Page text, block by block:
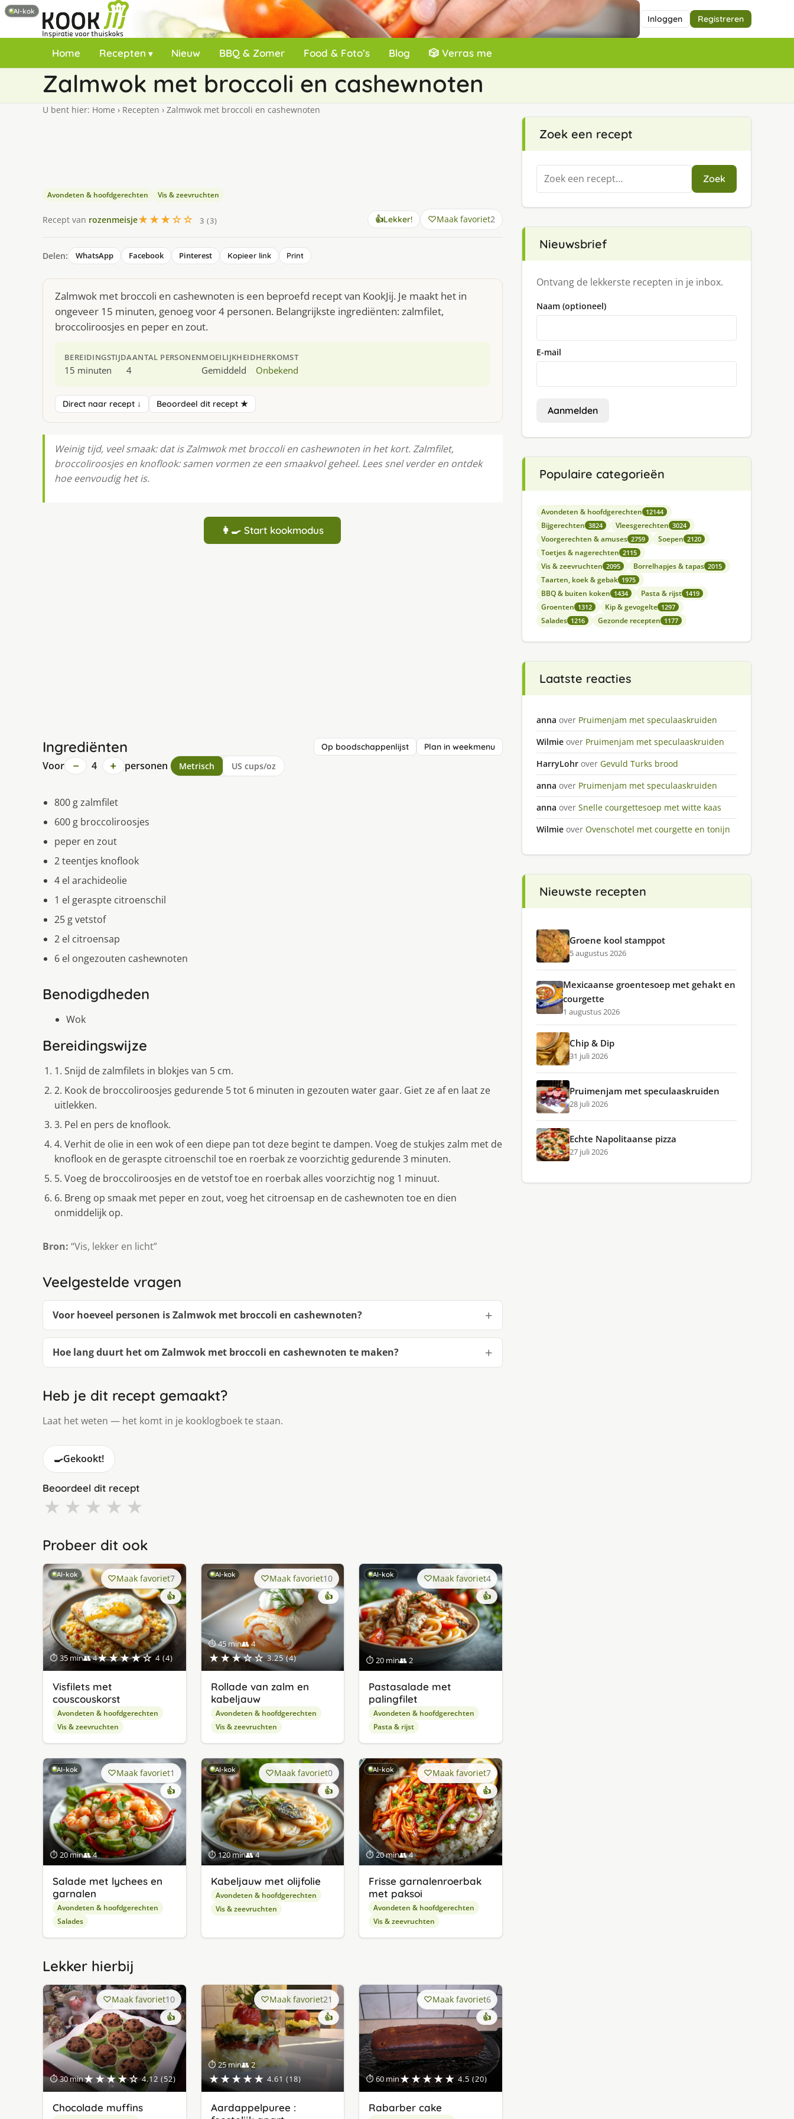
Inloggen Registreren
Home Recepten Nieuw BBQ & Zomer Food & Foto’s Blog 🎲 Verras me
Zalmwok met broccoli en cashewnoten
U bent hier: Home › Recepten › Zalmwok met broccoli en cashewnoten
Avondeten & hoofdgerechten Vis & zeevruchten
Recept van rozenmeisje★★★☆☆ 3 (3) 👍Lekker! Maak favoriet2
Delen: WhatsApp Facebook Pinterest Kopieer link Print
Zalmwok met broccoli en cashewnoten is een beproefd recept van KookJij. Je maakt het in
ongeveer 15 minuten, genoeg voor 4 personen. Belangrijkste ingrediënten: zalmfilet,
broccoliroosjes en peper en zout.
BEREIDINGSTIJD
15 minuten
AANTAL PERSONEN
4
MOEILIJKHEID
Gemiddeld
HERKOMST
Onbekend
Direct naar recept ↓ Beoordeel dit recept ★
Weinig tijd, veel smaak: dat is Zalmwok met broccoli en cashewnoten in het kort. Zalmfilet,
broccoliroosjes en knoflook: samen vormen ze een smaakvol geheel. Lees snel verder en ontdek
hoe eenvoudig het is.
👩‍🍳 Start kookmodus
Ingrediënten Op boodschappenlijst Plan in weekmenu
Voor − 4 + personen Metrisch US cups/oz
800 g zalmfilet
600 g broccoliroosjes
peper en zout
2 teentjes knoflook
4 el arachideolie
1 el geraspte citroenschil
25 g vetstof
2 el citroensap
6 el ongezouten cashewnoten
Benodigdheden
Wok
Bereidingswijze
1. Snijd de zalmfilets in blokjes van 5 cm.
2. Kook de broccoliroosjes gedurende 5 tot 6 minuten in gezouten water gaar. Giet ze af en laat ze
uitlekken.
3. Pel en pers de knoflook.
4. Verhit de olie in een wok of een diepe pan tot deze begint te dampen. Voeg de stukjes zalm met de
knoflook en de geraspte citroenschil toe en roerbak ze voorzichtig gedurende 3 minuten.
5. Voeg de broccoliroosjes en de vetstof toe en roerbak alles voorzichtig nog 1 minuut.
6. Breng op smaak met peper en zout, voeg het citroensap en de cashewnoten toe en dien
onmiddelijk op.
Bron: “Vis, lekker en licht”
Veelgestelde vragen
Voor hoeveel personen is Zalmwok met broccoli en cashewnoten?
Hoe lang duurt het om Zalmwok met broccoli en cashewnoten te maken?
Heb je dit recept gemaakt?
Laat het weten — het komt in je kooklogboek te staan.
🍳Gekookt!
Beoordeel dit recept
★ ★ ★ ★ ★
Probeer dit ook
AI-kok
⏱ 35 min👥 4★★★★☆ 4 (4)
Maak favoriet7
👍
Visfilets met
couscouskorst
Avondeten & hoofdgerechten
Vis & zeevruchten
AI-kok
⏱ 45 min👥 4
★★★☆☆ 3.25 (4)
Maak favoriet10
👍
Rollade van zalm en
kabeljauw
Avondeten & hoofdgerechten
Vis & zeevruchten
AI-kok
⏱ 20 min👥 2
Maak favoriet4
👍
Pastasalade met
palingfilet
Avondeten & hoofdgerechten
Pasta & rijst
AI-kok
⏱ 20 min👥 4
Maak favoriet1
👍
Salade met lychees en
garnalen
Avondeten & hoofdgerechten
Salades
AI-kok
⏱ 120 min👥 4
Maak favoriet0
👍
Kabeljauw met olijfolie
Avondeten & hoofdgerechten
Vis & zeevruchten
AI-kok
⏱ 20 min👥 4
Maak favoriet7
👍
Frisse garnalenroerbak
met paksoi
Avondeten & hoofdgerechten
Vis & zeevruchten
Lekker hierbij
⏱ 30 min★★★★☆ 4.12 (52)
Maak favoriet10
👍
Chocolade muffins
⏱ 25 min👥 2
★★★★★ 4.61 (18)
Maak favoriet21
👍
Aardappelpuree :
⏱ 60 min★★★★★ 4.5 (20)
Maak favoriet6
👍
Rabarber cake
Zoek een recept
Zoeken
naar:
Zoek
Nieuwsbrief
Ontvang de lekkerste recepten in je inbox.
Naam (optioneel)
E-mail
Aanmelden
Populaire categorieën
Avondeten & hoofdgerechten 12144
Bijgerechten 3824 Vleesgerechten 3024
Voorgerechten & amuses 2759 Soepen 2120
Toetjes & nagerechten 2115
Vis & zeevruchten 2095 Borrelhapjes & tapas 2015
Taarten, koek & gebak 1975
BBQ & buiten koken 1434 Pasta & rijst 1419
Groenten 1312 Kip & gevogelte 1297
Salades 1216 Gezonde recepten 1177
Laatste reacties
anna over Pruimenjam met speculaaskruiden
Wilmie over Pruimenjam met speculaaskruiden
HarryLohr over Gevuld Turks brood
anna over Pruimenjam met speculaaskruiden
anna over Snelle courgettesoep met witte kaas
Wilmie over Ovenschotel met courgette en tonijn
Nieuwste recepten
Groene kool stamppot
5 augustus 2026
Mexicaanse groentesoep met gehakt en
courgette
1 augustus 2026
Chip & Dip
31 juli 2026
Pruimenjam met speculaaskruiden
28 juli 2026
AI-kok
Echte Napolitaanse pizza
27 juli 2026